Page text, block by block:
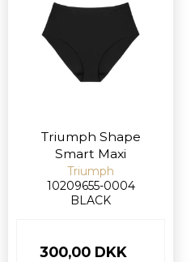
Triumph Shape
Smart Maxi
Triumph
10209655-0004
BLACK
300,00 DKK